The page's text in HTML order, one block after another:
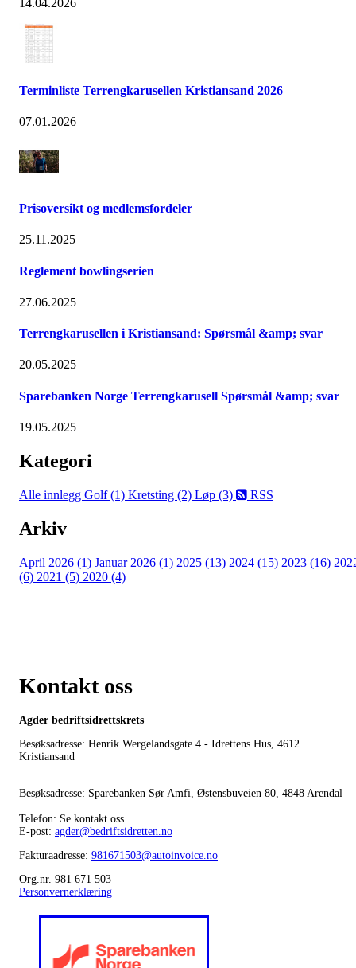
14.04.2026
Terminliste Terrengkarusellen Kristiansand 2026
07.01.2026
Prisoversikt og medlemsfordeler
25.11.2025
Reglement bowlingserien
27.06.2025
Terrengkarusellen i Kristiansand: Spørsmål &amp; svar
20.05.2025
Sparebanken Norge Terrengkarusell Spørsmål &amp; svar
19.05.2025
Kategori
Alle innlegg Golf (1) Kretsting (2) Løp (3) RSS
Arkiv
April 2026 (1) Januar 2026 (1) 2025 (13) 2024 (15) 2023 (16)
(6) 2021 (5) 2020 (4)
Kontakt oss
Agder bedriftsidrettskrets
Besøksadresse: Henrik Wergelandsgate 4 - Idrettens Hus, 4612
Kristiansand
Besøksadresse: Sparebanken Sør Amfi, Østensbuveien 80, 4848 Arendal
Telefon: Se kontakt oss
E-post: agder@bedriftsidretten.no
Fakturaadresse: 981671503@autoinvoice.no
Org.nr. 981 671 503
Personvernerklæring